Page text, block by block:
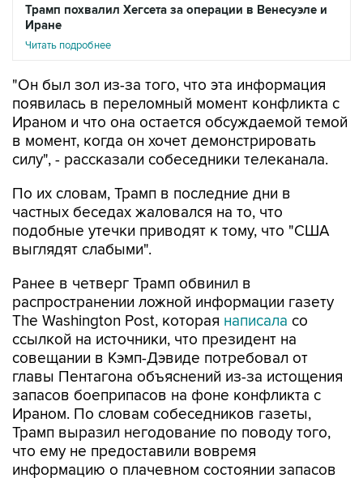
Читать подробнее
"Он был зол из-за того, что эта информация
Ираном и что она остается обсуждаемой темой
в момент, когда он хочет демонстрировать
силу", - рассказали собеседники телеканала.
По их словам, Трамп в последние дни в
подобные утечки приводят к тому, что "США
выглядят слабыми".
Ранее в четверг Трамп обвинил в
The Washington Post, котораянаписала
ссылкой на источники, что президент на
совещании в Кэмп-Дэвиде потребовал от
главы Пентагона объяснений из-за истощения
запасов боеприпасов на фоне конфликта с
Ираном. По словам собеседников газеты,
Трамп выразил негодование по поводу того,
что ему не предоставили вовремя
информацию о плачевном состоянии запасов
вооружения.